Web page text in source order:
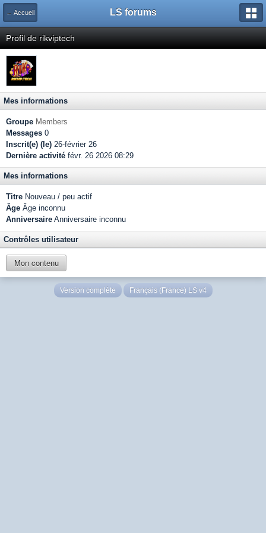
← Accueil LS forums
Profil de rikviptech
Mes informations
Groupe Members
Messages 0
Inscrit(e) (le) 26-février 26
Dernière activité févr. 26 2026 08:29
Mes informations
Titre Nouveau / peu actif
Âge Âge inconnu
Anniversaire Anniversaire inconnu
Contrôles utilisateur
Mon contenu
Version complète Français (France) LS v4